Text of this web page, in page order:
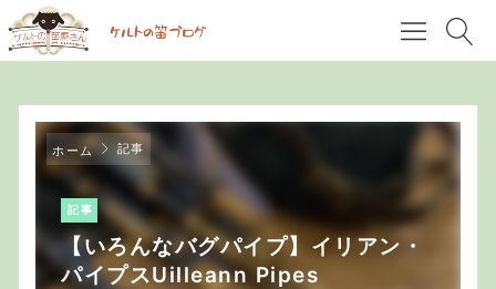
ホーム 記事
記事
【いろんなバグパイプ】イリアン・
パイプスUilleann Pipes